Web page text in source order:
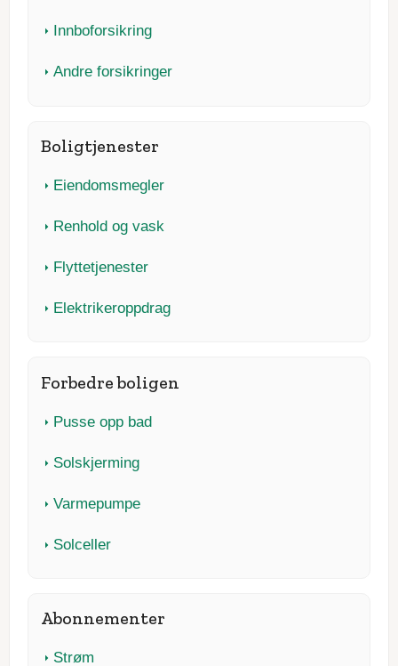
Innboforsikring
Andre forsikringer
Boligtjenester
Eiendomsmegler
Renhold og vask
Flyttetjenester
Elektrikeroppdrag
Forbedre boligen
Pusse opp bad
Solskjerming
Varmepumpe
Solceller
Abonnementer
Strøm